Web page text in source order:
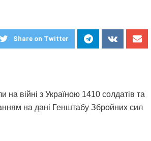
Share on Twitter
на війні з Україною 1410 солдатів та
на дані Генштабу Збройних сил